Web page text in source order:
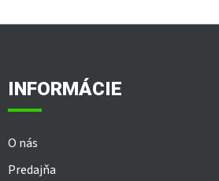
INFORMÁCIE
O nás
Predajňa